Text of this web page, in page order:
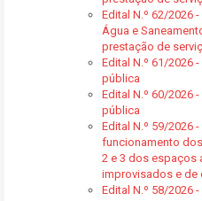
Edital N.º 62/2026
Água e
prestação de
Edital N.º 61/2026
pública
Edital N.º 60/2026
pública
Edital N.º 59/2026
funcionamento
2 e 3 dos espaços
improvisados e de
Edital N.º 58/2026